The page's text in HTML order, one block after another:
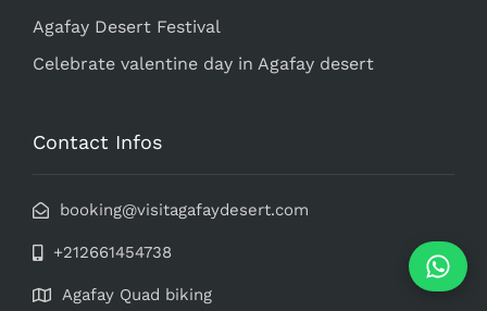
Agafay Desert Festival
Celebrate valentine day in Agafay desert
Contact Infos
booking@visitagafaydesert.com
+212661454738
Agafay Quad biking